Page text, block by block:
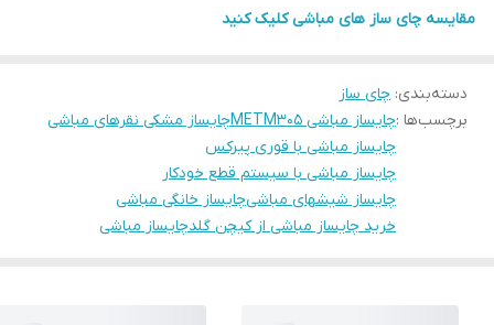
مقایسه چای ساز های مباشی کلیک کنید
دسته‌بندی: چای ساز
برچسب‌ها :چایساز مباشی METM305
چایساز مشکی نقرهای مباشی
چایساز مباشی با قوری پیرکس
چایساز مباشی با سیستم قطع خودکار
چایساز شیشهای مباشیچایساز خانگی مباشی
خرید چایساز مباشی از کیچن گلدچایساز مباشی